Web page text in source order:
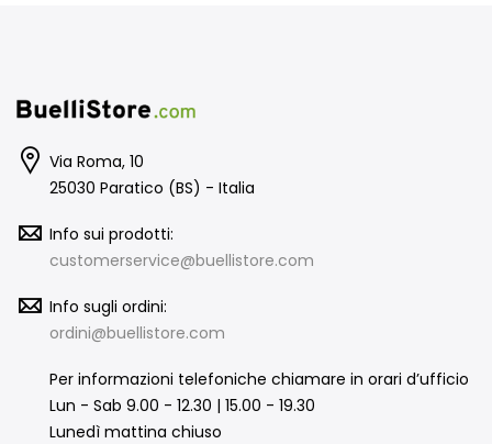
Via Roma, 10
25030 Paratico (BS) - Italia
Info sui prodotti:
customerservice@buellistore.com
Info sugli ordini:
ordini@buellistore.com
Per informazioni telefoniche chiamare in orari d’ufficio
Lun - Sab 9.00 - 12.30 | 15.00 - 19.30
Lunedì mattina chiuso